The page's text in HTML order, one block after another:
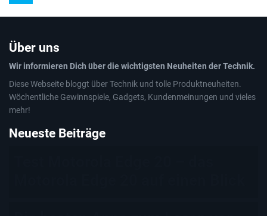
Über uns
Wir informieren Dich über die wichtigsten Neuheiten der Technik.
Diese Webseite bloggt über Technik und tolle Produktneuheiten.
Wöchentliche Gewinnspiele, Gadgets, Kundenmeinungen und vieles
mehr!
Neueste Beiträge